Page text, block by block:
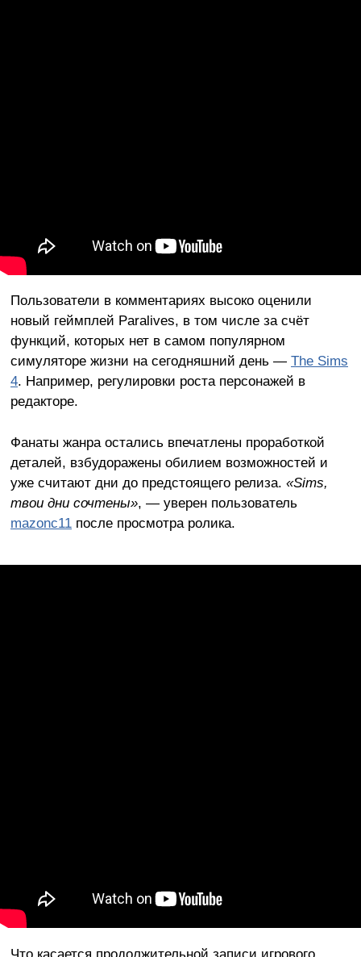
Пользователи в комментариях высоко оценили
новый геймплей Paralives, в том числе за счёт
функций, которых нет в самом популярном
симуляторе жизни на сегодняшний день — The Sims
4. Например, регулировки роста персонажей в
редакторе.
Фанаты жанра остались впечатлены проработкой
деталей, взбудоражены обилием возможностей и
уже считают дни до предстоящего релиза. «Sims,
твои дни сочтены», — уверен пользователь
mazonc11после просмотра ролика.